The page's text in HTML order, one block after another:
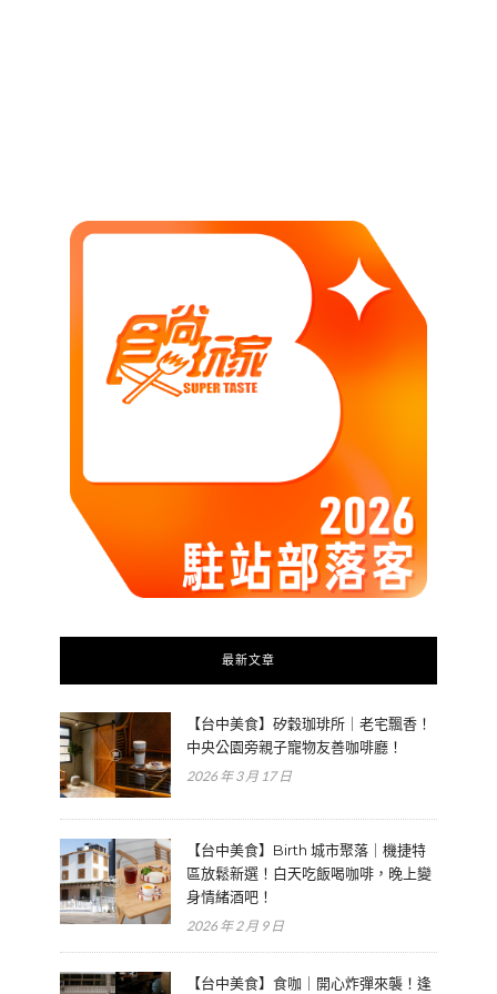
最新文章
【台中美食】矽穀珈琲所｜老宅飄香！
中央公園旁親子寵物友善咖啡廳！
2026 年 3 月 17 日
【台中美食】Birth 城市聚落｜機捷特
區放鬆新選！白天吃飯喝咖啡，晚上變
身情緒酒吧！
2026 年 2 月 9 日
【台中美食】食咖｜開心炸彈來襲！逢